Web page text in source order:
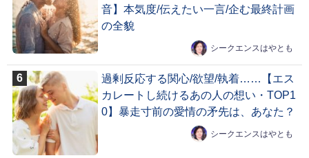
音】本気度/伝えたい一言/企む最終計画
の全貌
シークエンスはやとも
過剰反応する関心/欲望/執着……【エス
カレートし続けるあの人の想い・TOP1
0】暴走寸前の愛情の矛先は、あなた？
シークエンスはやとも